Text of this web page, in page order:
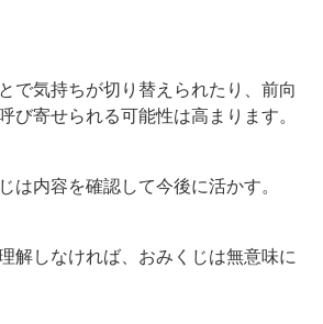
で気持ちが切り替えられたり、前向
び寄せられる可能性は高まります。
は内容を確認して今後に活かす。
解しなければ、おみくじは無意味に